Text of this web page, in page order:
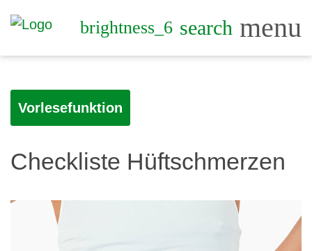
brightness_6 search menu
Vorlesefunktion
Checkliste Hüftschmerzen